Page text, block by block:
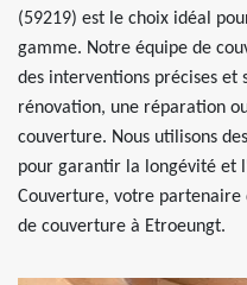
(59219) est le choix idéal
gamme. Notre équipe de
des interventions précises et
rénovation, une réparation
couverture. Nous utilisons
pour garantir la longévité et
Couverture, votre partenaire
de couverture à Etroeungt.